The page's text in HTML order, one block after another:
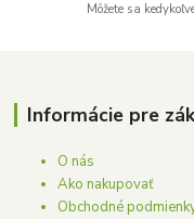
Môžete sa
Informácie pre
O nás
Ako nakupovať
Obchodné